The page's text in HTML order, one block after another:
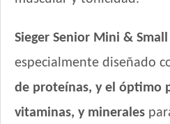
Sieger Senior Mini &
especialmente diseñado
de proteínas, y el óptimo
vitaminas, y minerales